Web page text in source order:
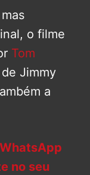
o filme
Tom
Jimmy
a
no seu